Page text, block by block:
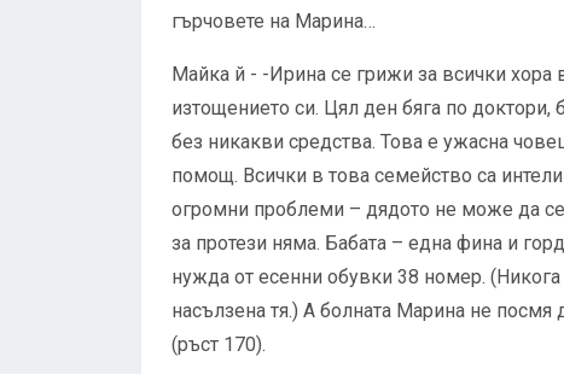
гърчовете на Марина…
Майка й - -Ирина се грижи за всички хора
изтощението си. Цял ден бяга по доктори,
без никакви средства. Това е ужасна
помощ. Всички в това семейство са
огромни проблеми – дядото не може да
за протези няма. Бабата – една фина и
нужда от есенни обувки 38 номер.
насълзена тя.) А болната Марина не посмя
(ръст 170).